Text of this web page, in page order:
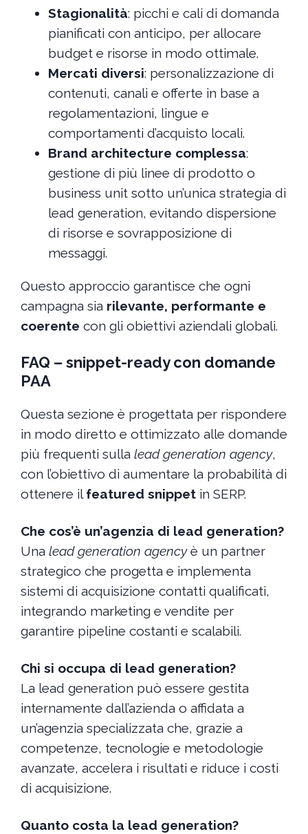
Stagionalità: picchi e cali di domanda
pianificati con anticipo, per allocare
budget e risorse in modo ottimale.
Mercati diversi: personalizzazione di
contenuti, canali e offerte in base a
regolamentazioni, lingue e
comportamenti d’acquisto locali.
Brand architecture complessa:
gestione di più linee di prodotto o
business unit sotto un’unica strategia di
lead generation, evitando dispersione
di risorse e sovrapposizione di
messaggi.
Questo approccio garantisce che ogni
campagna sia rilevante, performante e
coerente con gli obiettivi aziendali globali.
FAQ – snippet-ready con domande
PAA
Questa sezione è progettata per rispondere
in modo diretto e ottimizzato alle domande
più frequenti sulla lead generation agency,
con l’obiettivo di aumentare la probabilità di
ottenere il featured snippetin SERP.
Che cos’è un’agenzia di lead generation?
Una lead generation agencyè un partner
strategico che progetta e implementa
sistemi di acquisizione contatti qualificati,
integrando marketing e vendite per
garantire pipeline costanti e scalabili.
Chi si occupa di lead generation?
La lead generation può essere gestita
internamente dall’azienda o affidata a
un’agenzia specializzata che, grazie a
competenze, tecnologie e metodologie
avanzate, accelera i risultati e riduce i costi
di acquisizione.
Quanto costa la lead generation?